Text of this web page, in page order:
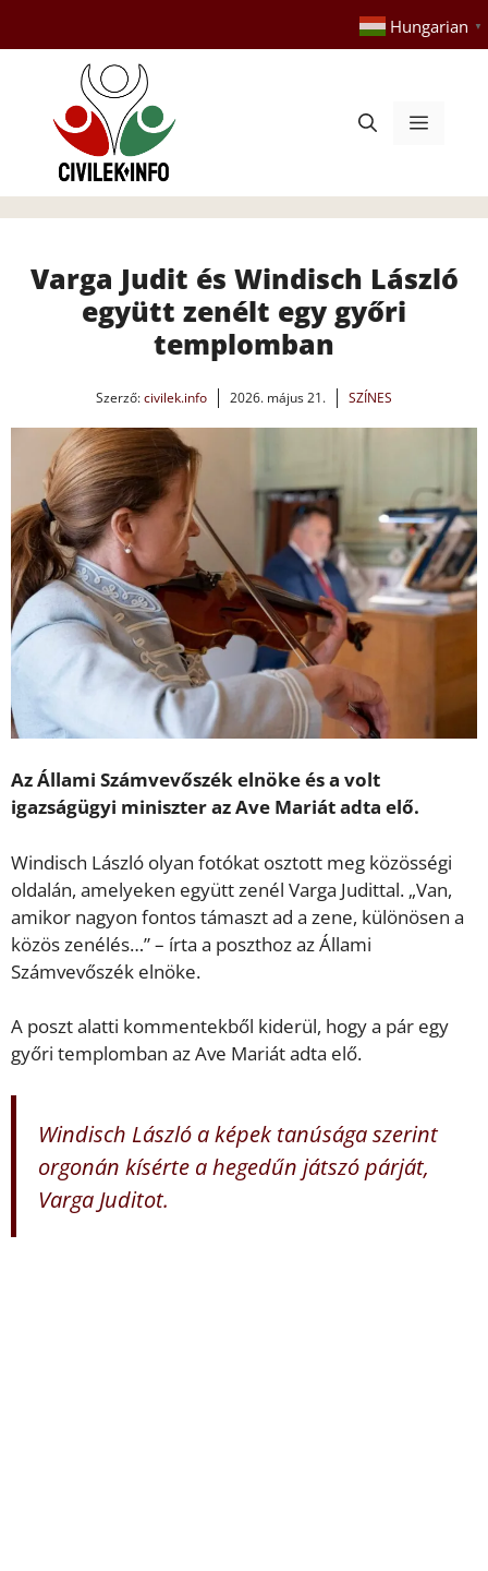
tartalomba
Hungarian ▼
Menü
Varga Judit és Windisch László
együtt zenélt egy győri
templomban
Szerző:civilek.info 2026. május 21. SZÍNES
Az Állami Számvevőszék elnöke és a volt
igazságügyi miniszter az Ave Mariát adta elő.
Windisch László olyan fotókat osztott meg közösségi
oldalán, amelyeken együtt zenél Varga Judittal. „Van,
amikor nagyon fontos támaszt ad a zene, különösen a
közös zenélés…” – írta a poszthoz az Állami
Számvevőszék elnöke.
A poszt alatti kommentekből kiderül, hogy a pár egy
győri templomban az Ave Mariát adta elő.
Windisch László a képek tanúsága szerint
orgonán kísérte a hegedűn játszó párját,
Varga Juditot.